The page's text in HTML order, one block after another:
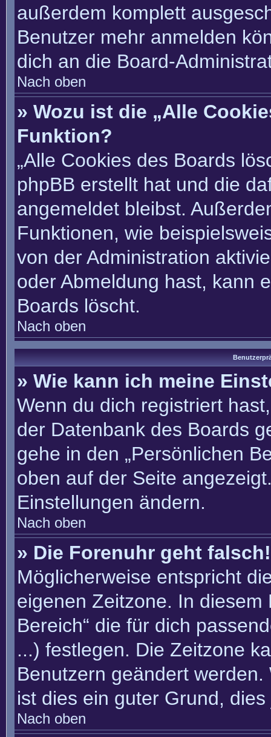
außerdem komplett
Benutzer mehr anmelden
dich an die Board-
Nach oben
» Wozu ist die „Alle
Funktion?
„Alle Cookies des Boards
phpBB erstellt hat und die
angemeldet bleibst.
Funktionen, wie
von der Administration
oder Abmeldung hast, kann
Boards löscht.
Nach oben
» Wie kann ich meine
Wenn du dich registriert
der Datenbank des Boards
gehe in den „Persönlichen
oben auf der Seite
Einstellungen ändern.
Nach oben
» Die Forenuhr geht falsch!
Möglicherweise entspricht
eigenen Zeitzone. In diesem
Bereich“ die für dich
...) festlegen. Die Zeitzone
Benutzern geändert
ist dies ein guter Grund,
Nach oben